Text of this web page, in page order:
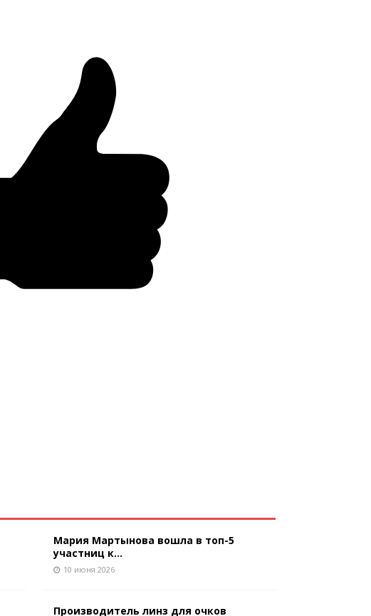
Мария Мартынова вошла в топ-5
участниц к...
10 июня 2026
Производитель линз для очков